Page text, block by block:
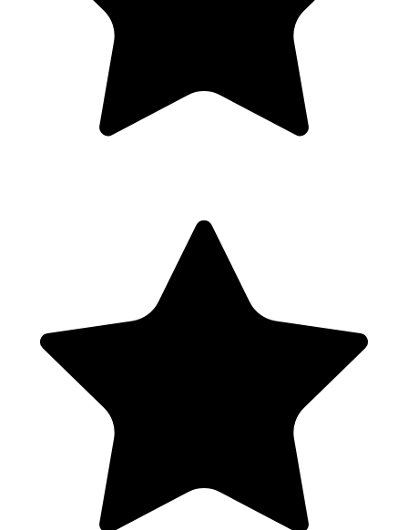
Module 6 : Bâtir avec le potentiel du collectif (3 jours)
Confronter notre propre intelligence ou identité collective et
déployer notre art au sein d’un groupe afin de faciliter l’éclosion
d’un processus décisionnel consenti, productif et fertilisant au
service de la mission du système.
d’amélioration en termes de compétence, et les pistes réflexives
Module 7 : Boucler son processus de formation et lancer son
activité de coach professionnel (3 jours)
1 jour en présentiel à la fin du module 7 suivi de 2 demi-journées en
distanciel et 1 journée pour la certification.
Exposer son projet professionnel, explorer de nouveaux champs de
vision lors de la journée de certification, et célébrer son parcours.